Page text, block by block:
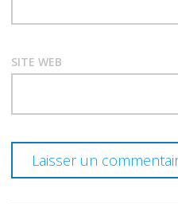
c
l
e
s
SITE WEB